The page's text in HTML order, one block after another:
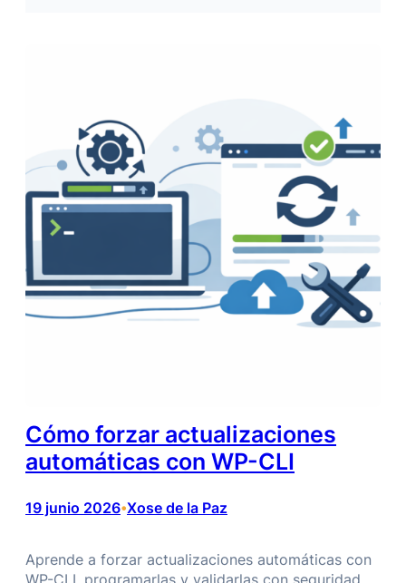
Cómo forzar actualizaciones
automáticas con WP-CLI
19 junio 2026•Xose de la Paz
Aprende a forzar actualizaciones automáticas con
WP-CLI, programarlas y validarlas con seguridad